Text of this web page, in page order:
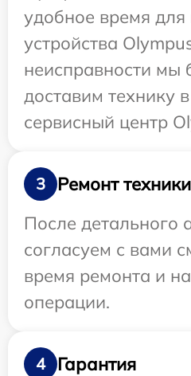
удобное время для
устройства
неисправности мы
доставим технику
сервисный центр
3
Ремонт техники
После детального
согласуем с вами
время ремонта и
операции.
4
Гарантия